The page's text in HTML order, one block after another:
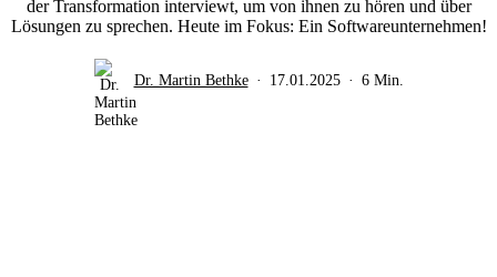
der Transformation interviewt, um von ihnen zu hören und über
Lösungen zu sprechen. Heute im Fokus: Ein Softwareunternehmen!
Dr. Martin Bethke 17.01.2025 6 Min.